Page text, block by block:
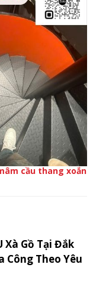
cầu thang xoắn
Xà Gồ Tại Đắk
Công Theo Yêu